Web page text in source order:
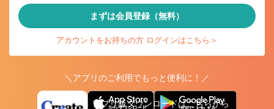
まずは会員登録（無料）
アカウントをお持ちの方 ログインはこちら＞
＼アプリのご利用でもっと便利に！／
アプリ版ダウンロードはこちらから